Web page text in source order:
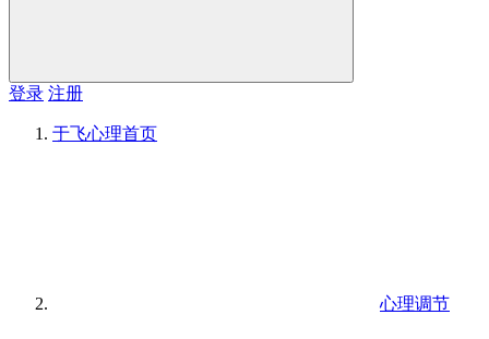
登录 注册
于飞心理首页
心理调节